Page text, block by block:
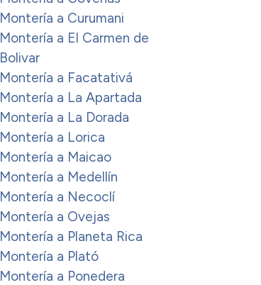
Montería a Curumani
Montería a El Carmen de
Bolivar
Montería a Facatativá
Montería a La Apartada
Montería a La Dorada
Montería a Lorica
Montería a Maicao
Montería a Medellín
Montería a Necoclí
Montería a Ovejas
Montería a Planeta Rica
Montería a Plató
Montería a Ponedera